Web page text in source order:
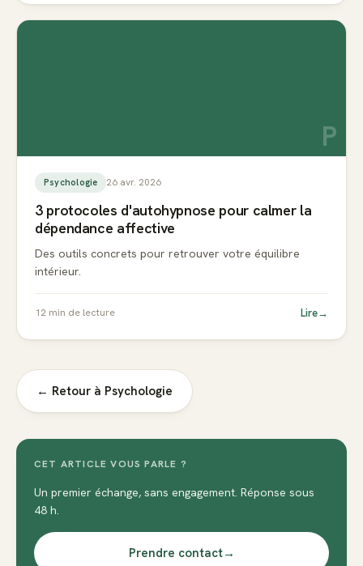
P
Psychologie 26 avr. 2026
3 protocoles d'autohypnose pour calmer la
dépendance affective
Des outils concrets pour retrouver votre équilibre
intérieur.
12 min de lecture Lire→
← Retour à Psychologie
CET ARTICLE VOUS PARLE ?
Un premier échange, sans engagement. Réponse sous
48 h.
Prendre contact→